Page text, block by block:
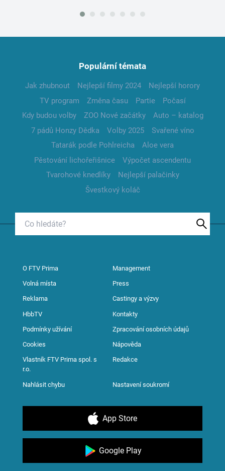
Populární témata
Jak zhubnout Nejlepší filmy 2024
Nejlepší horory
TV program
Změna času Partie
Počasí
Kdy budou volby
ZOO Nové začátky
Auto – katalog
7 pádů Honzy Dědka
Volby 2025
Svařené víno
Tatarák podle Pohlreicha
Aloe vera
Pěstování lichořeřišnice
Výpočet ascendentu
Tvarohové knedlíky
Nejlepší palačinky
Švestkový koláč
O FTV Prima Management
Volná místa Press
Reklama Castingy a výzvy
HbbTV Kontakty
Podmínky užívání Zpracování osobních údajů
Cookies Nápověda
Vlastník FTV Prima spol. s
r.o.
Redakce
Nahlásit chybu Nastavení soukromí
App Store
Google Play